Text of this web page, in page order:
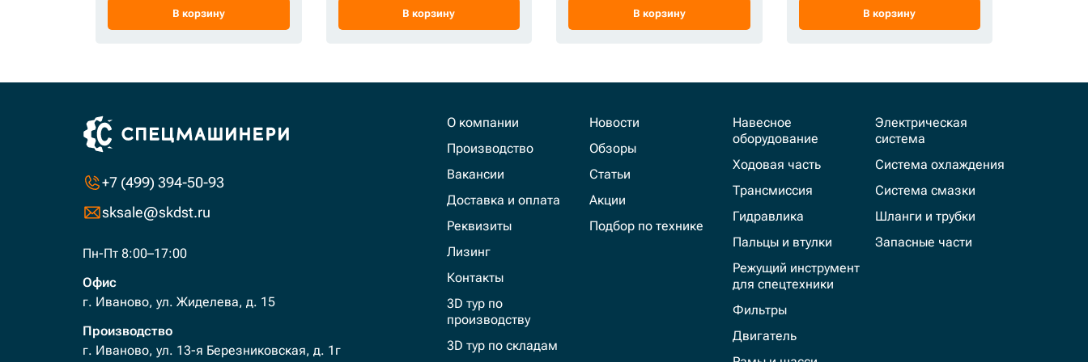
В корзину В корзину В корзину В корзину
+7 (499) 394-50-93
sksale@skdst.ru
Пн-Пт 8:00–17:00
Офис
г. Иваново, ул. Жиделева, д. 15
Производство
г. Иваново, ул. 13-я Березниковская, д. 1г
О компании
Производство
Вакансии
Доставка и оплата
Реквизиты
Лизинг
Контакты
3D тур по
производству
3D тур по складам
Новости
Обзоры
Статьи
Акции
Подбор по технике
Навесное
оборудование
Ходовая часть
Трансмиссия
Гидравлика
Пальцы и втулки
Режущий инструмент
для спецтехники
Фильтры
Двигатель
Электрическая
система
Система охлаждения
Система смазки
Шланги и трубки
Запасные части